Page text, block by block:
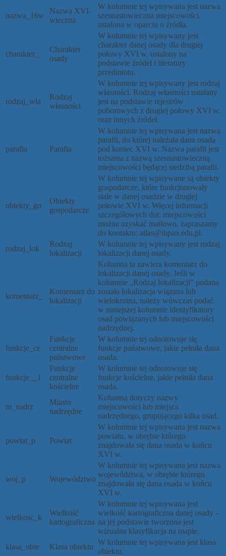
nazwa_16w
Nazwa XVI-
wieczna
W kolumnie tej wpisywana jest nazwa
szesnastowieczna miejscowości,
ustalona w oparciu o źródła.
charakter_
Charakter
osady
W kolumnie tej wpisywany jest
charakter danej osady dla drugiej
połowy XVI w. ustalony na
podstawie źródeł i literatury
przedmiotu.
rodzaj_wla
Rodzaj
własności
W kolumnie tej wpisywany jest rodzaj
własności. Rodzaj własności ustalany
jest na podstawie rejestrów
poborowych z drugiej połowy XVI w.
oraz innych źródeł.
parafia Parafia
W kolumnie tej wpisywana jest nazwa
parafii, do której należała dana osada
pod koniec XVI w. Nazwa parafii jest
tożsama z nazwą szesnastowieczną
miejscowości będącej siedzibą parafii.
obiekty_go
Obiekty
gospodarcze
W kolumnie tej wpisywane są obiekty
gospodarcze, które funkcjonowały
stale w danej osadzie w drugiej
połowie XVI w. Więcej informacji
szczegółowych dot. miejscowości
można uzyskać mailowo, zapraszamy
do kontaktu: atlas@ihpan.edu.pl.
rodzaj_lok
Rodzaj
lokalizacji
W kolumnie tej wpisywany jest rodzaj
lokalizacji danej osady.
komentarz_
Komentarz do
lokalizacji
Kolumna ta zawiera komentarz do
lokalizacji danej osady. Jeśli w
kolumnie „Rodzaj lokalizacji” podana
została lokalizacja wiązana lub
wielokrotna, należy wówczas podać
w niniejszej kolumnie identyfikatory
osad powiązanych lub miejscowości
nadrzędnej.
funkcje_ce
Funkcje
centralne
państwowe
W kolumnie tej odnotowuje się
funkcje państwowe, jakie pełniła dana
osada.
funkcje__1
Funkcje
centralne
kościelne
W kolumnie tej odnotowuje się
funkcje kościelne, jakie pełniła dana
osada.
m_nadrz
Miasto
nadrzędne
Kolumna dotyczy nazwy
miejscowości lub miejsca
nadrzędnego, grupującego kilka osad.
powiat_p Powiat
W kolumnie tej wpisywana jest nazwa
powiatu, w obrębie którego
znajdowała się dana osada w końcu
XVI w.
woj_p Województwo
W kolumnie tej wpisywana jest nazwa
województwa, w obrębie którego
znajdowała się dana osada w końcu
XVI w.
wielkosc_k
Wielkość
kartograficzna
W kolumnie tej wpisywana jest
wielkość kartograficzna danej osady -
na jej podstawie tworzona jest
wizualna klasyfikacja na mapie.
klasa_obie
Klasa obiektu
W kolumnie tej wpisywana jest klasa
obiektu.